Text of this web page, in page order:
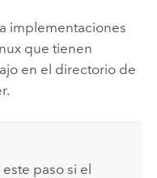
implementaciones
que tienen
en el directorio de
.
paso si el